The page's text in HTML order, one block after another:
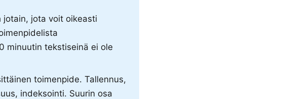
jota voit oikeasti
minuutin tekstiseinä ei ole
toimenpide. Tallennus,
indeksointi. Suurin osa